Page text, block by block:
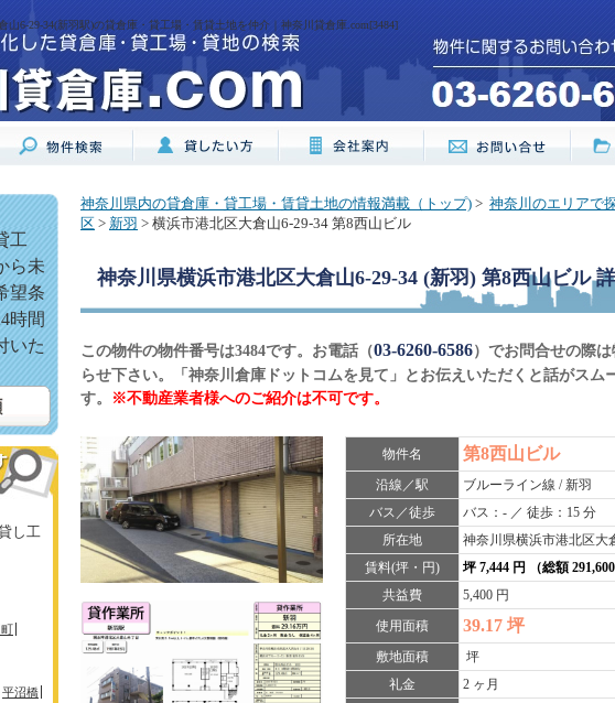
山6-29-34(新羽駅)の貸倉庫・貸工場・賃貸土地を仲介｜神奈川貸倉庫.com[3484]
工
ら未
望条
時間
いた
し工
平沼橋
神奈川県内の貸倉庫・貸工場・賃貸土地の情報満載（トップ) > 神奈川のエリアで
区 > 新羽 > 横浜市港北区大倉山6-29-34 第8西山ビル
神奈川県横浜市港北区大倉山6-29-34 (新羽) 第8西山ビル
この物件の物件番号は3484です。お電話（03-6260-6586）でお問合せの際
らせ下さい。「神奈川倉庫ドットコムを見て」とお伝えいただくと話がスム
す。
※不動産業者様へのご紹介は不可です。
物件名 第8西山ビル
沿線／駅
ブルーライン線 / 新羽
バス／徒歩
バス：- ／ 徒歩：15 分
所在地
神奈川県横浜市港北区大
賃料(坪・円)
坪 7,444 円 （総額
共益費
5,400 円
使用面積
39.17 坪
敷地面積
坪
礼金
2 ヶ月